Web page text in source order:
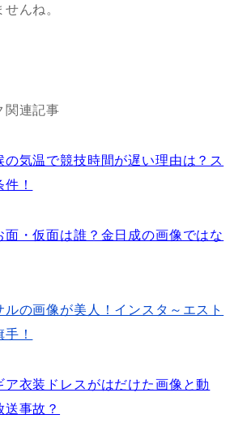
んね。
関連記事
気温で競技時間が遅い理由は？ス
！
面・仮面は誰？金日成の画像ではな
の画像が美人！インスタ～エスト
！
ア衣装ドレスがはだけた画像と動
事故？